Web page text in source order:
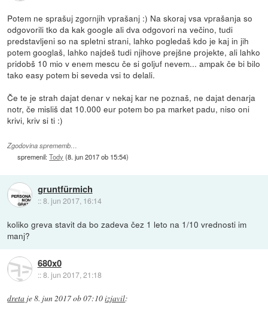
Potem ne sprašuj zgornjih vprašanj :) Na skoraj vsa vprašanja so
odgovorili tko da kak google ali dva odgovori na večino, tudi
predstavljeni so na spletni strani, lahko pogledaš kdo je kaj in jih
potem googlaš, lahko najdeš tudi njihove prejšne projekte, ali lahko
pridobš 10 mio v enem mescu če si goljuf nevem... ampak če bi bilo
tako easy potem bi seveda vsi to delali.
Če te je strah dajat denar v nekaj kar ne poznaš, ne dajat denarja
notr, če misliš dat 10.000 eur potem bo pa market padu, niso oni
krivi, kriv si ti :)
Zgodovina sprememb…
spremenil:Tody (8. jun 2017 ob 15:54)
gruntfürmich
::8. jun 2017, 16:14
koliko greva stavit da bo zadeva čez 1 leto na 1/10 vrednosti im
manj?
680x0
::8. jun 2017, 21:18
dreta je8. jun 2017 ob 07:10izjavil: